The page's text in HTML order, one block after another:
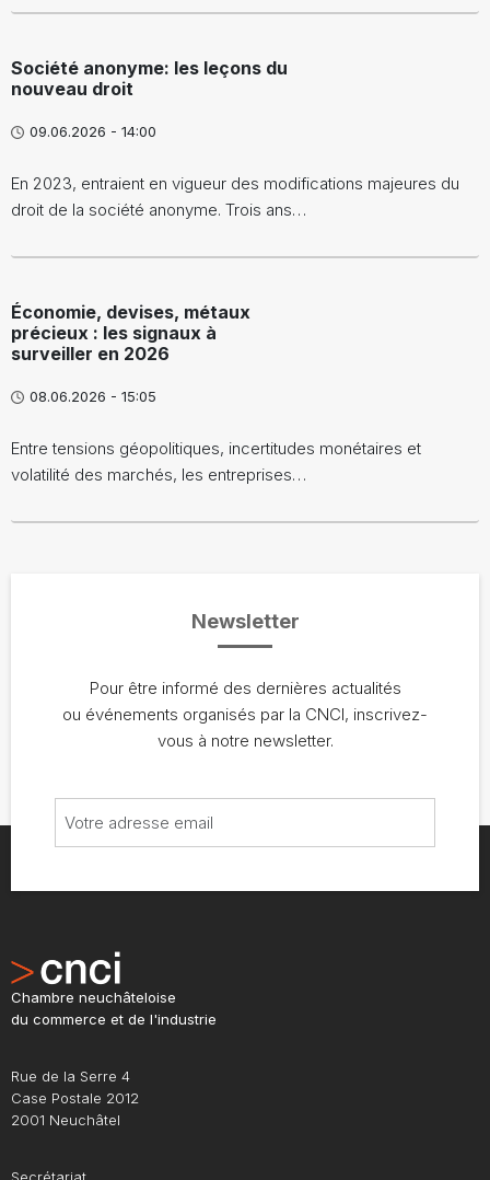
Société anonyme: les leçons du
nouveau droit
09.06.2026 - 14:00
En 2023, entraient en vigueur des modifications majeures du
droit de la société anonyme. Trois ans…
Économie, devises, métaux
précieux : les signaux à
surveiller en 2026
08.06.2026 - 15:05
Entre tensions géopolitiques, incertitudes monétaires et
volatilité des marchés, les entreprises…
Newsletter
Pour être informé des dernières actualités
ou événements organisés par la CNCI, inscrivez-
vous à notre newsletter.
Chambre neuchâteloise
du commerce et de l'industrie
Rue de la Serre 4
Case Postale 2012
2001 Neuchâtel
Secrétariat